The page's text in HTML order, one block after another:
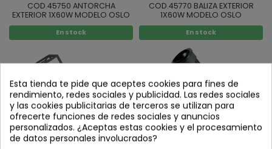
COD.45750 ANTORCHA
EXTERIOR 1X60W MODELO OSLO
En stock
COD.45770 BALIZA EXTERIOR
1X60W MODELO OSLO
En stock
Esta tienda te pide que aceptes cookies para fines de
rendimiento, redes sociales y publicidad. Las redes sociales
y las cookies publicitarias de terceros se utilizan para
ofrecerte funciones de redes sociales y anuncios
personalizados. ¿Aceptas estas cookies y el procesamiento
de datos personales involucrados?